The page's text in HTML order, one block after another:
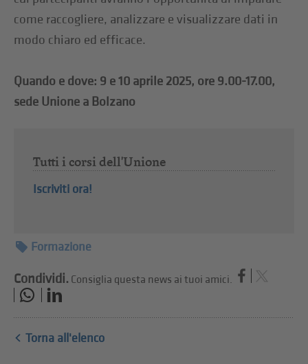
come raccogliere, analizzare e visualizzare dati in
modo chiaro ed efficace.
Quando e dove: 9 e 10 aprile 2025, ore 9.00-17.00,
sede Unione a Bolzano
Tutti i corsi dell'Unione
Iscriviti ora!
Formazione
Condividi. Consiglia questa news ai tuoi amici.
Torna all'elenco